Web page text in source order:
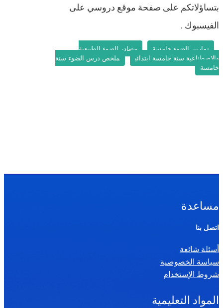
بتساؤلاتكم على صفحة موقع دروسي على
الفيسبوك .
تمارين الضوء خامسة
مصادر الضوء الطبيعية
والاصطناعية سنة خامسة ابتدائي
ملخص درس الضوء سنة
خامسة
مساعدة
اتصل بنا
أسئلة شائعة
سياسة الخصوصية
شروط الإستخدام
المواد التعليمية